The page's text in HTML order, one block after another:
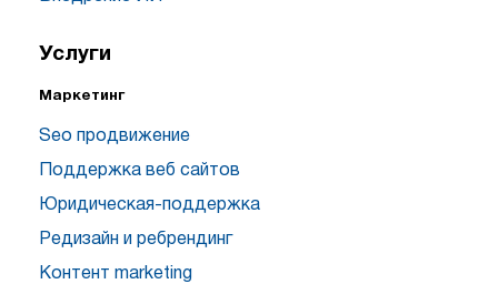
Услуги
Маркетинг
Seo продвижение
Поддержка веб сайтов
Юридическая-поддержка
Редизайн и ребрендинг
Контент marketing